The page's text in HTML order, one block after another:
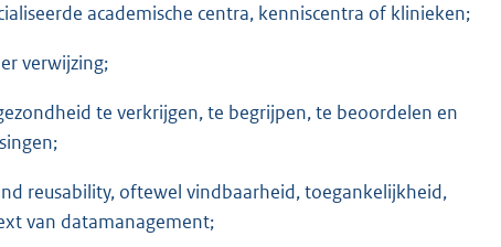
academische centra, kenniscentra of klinieken;
verwijzing;
te verkrijgen, te begrijpen, te beoordelen en
reusability, oftewel vindbaarheid, toegankelijkheid,
van datamanagement;